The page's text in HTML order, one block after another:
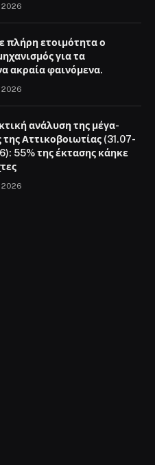
2026
πλήρη ετοιμότητα ο
για τα
ακραία φαινόμενα.
2026
ανάλυση της μέγα-
Αττικοβοιωτίας (31.07-
55% της έκτασης κάηκε
2026